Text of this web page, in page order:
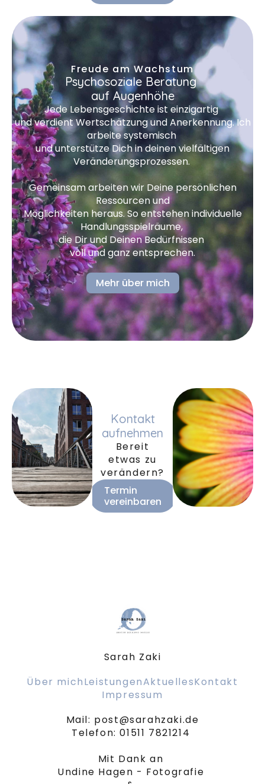
Freude am Wachstum
Psychosoziale Beratung
auf Augenhöhe
Jede Lebensgeschichte ist einzigartig
undverdientWertschätzungund Anerkennung.Ich
arbeite systemisch
und unterstütze Dich in deinen vielfältigen
Veränderungsprozessen.
Gemeinsam arbeiten wir Deine persönlichen
Ressourcenund
Möglichkeiten heraus. So entstehen individuelle
Handlungsspielräume,
die Dir und Deinen Bedürfnissen
voll und ganz entsprechen.
Mehr über mich
Kontakt
aufnehmen
Bereit
etwas zu
verändern?
Termin
vereinbaren
Sarah Zaki
Über michLeistungenAktuellesKontakt
Impressum
Mail: post@sarahzaki.de
Telefon: 01511 7821214
Mit Dank an
Undine Hagen - Fotografie